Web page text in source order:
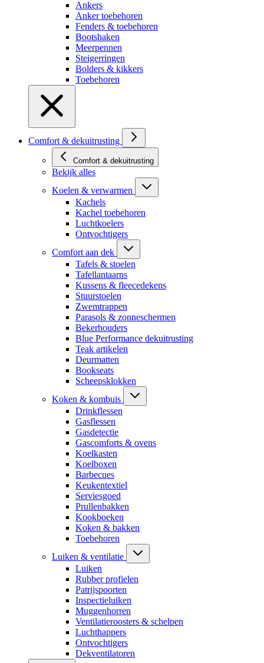
Ankers
Anker toebehoren
Fenders & toebehoren
Bootshaken
Meerpennen
Steigerringen
Bolders & kikkers
Toebehoren
Comfort & dekuitrusting
Comfort & dekuitrusting
Bekijk alles
Koelen & verwarmen
Kachels
Kachel toebehoren
Luchtkoelers
Ontvochtigers
Comfort aan dek
Tafels & stoelen
Tafellantaarns
Kussens & fleecedekens
Stuurstoelen
Zwemtrappen
Parasols & zonneschermen
Bekerhouders
Blue Performance dekuitrusting
Teak artikelen
Deurmatten
Bookseats
Scheepsklokken
Koken & kombuis
Drinkflessen
Gasflessen
Gasdetectie
Gascomforts & ovens
Koelkasten
Koelboxen
Barbecues
Keukentextiel
Serviesgoed
Prullenbakken
Kookboeken
Koken & bakken
Toebehoren
Luiken & ventilatie
Luiken
Rubber profielen
Patrijspoorten
Inspectieluiken
Muggenhorren
Ventilatieroosters & schelpen
Luchthappers
Ontvochtigers
Dekventilatoren